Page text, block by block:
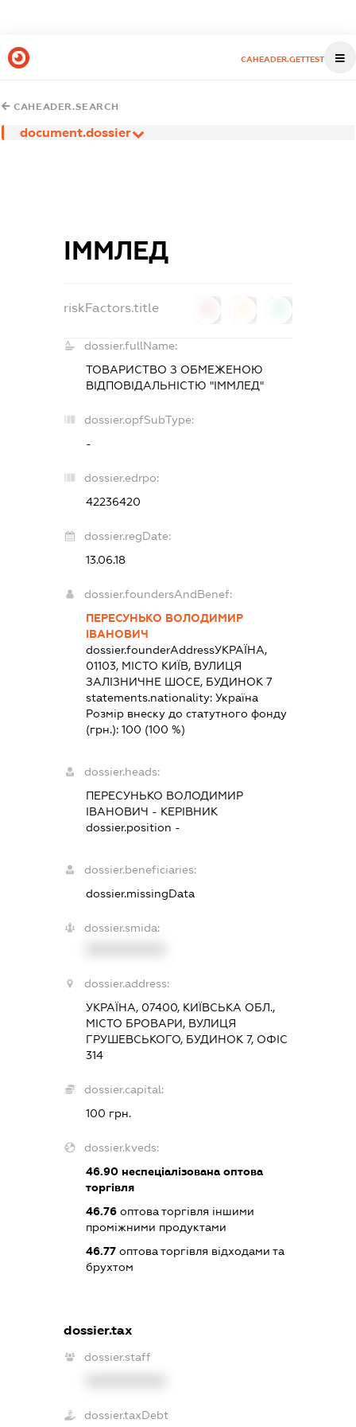
CAHEADER.GETTEST
CAHEADER.SEARCH
document.dossier
ІММЛЕД
riskFactors.title
dossier.fullName:
ТОВАРИСТВО З ОБМЕЖЕНОЮ
ВІДПОВІДАЛЬНІСТЮ "ІММЛЕД"
dossier.opfSubType:
-
dossier.edrpo:
42236420
dossier.regDate:
13.06.18
dossier.foundersAndBenef:
ПЕРЕСУНЬКО ВОЛОДИМИР
ІВАНОВИЧ
dossier.founderAddressУКРАЇНА,
01103, МІСТО КИЇВ, ВУЛИЦЯ
ЗАЛІЗНИЧНЕ ШОСЕ, БУДИНОК 7
statements.nationality: Україна
Розмір внеску до статутного фонду
(грн.): 100 (100 %)
dossier.heads:
ПЕРЕСУНЬКО ВОЛОДИМИР
ІВАНОВИЧ - КЕРІВНИК
dossier.position -
dossier.beneficiaries:
dossier.missingData
dossier.smida:
dossier.address:
УКРАЇНА, 07400, КИЇВСЬКА ОБЛ.,
МІСТО БРОВАРИ, ВУЛИЦЯ
ГРУШЕВСЬКОГО, БУДИНОК 7, ОФІС
314
dossier.capital:
100 грн.
dossier.kveds:
46.90неспеціалізована оптова
торгівля
46.76оптова торгівля іншими
проміжними продуктами
46.77оптова торгівля відходами та
брухтом
dossier.tax
dossier.staff
dossier.taxDebt